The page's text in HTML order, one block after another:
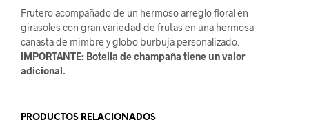
Frutero acompañado de un hermoso arreglo floral en
girasoles con gran variedad de frutas en una hermosa
canasta de mimbre y globo burbuja personalizado.
IMPORTANTE: Botella de champaña tiene un valor
adicional.
PRODUCTOS RELACIONADOS